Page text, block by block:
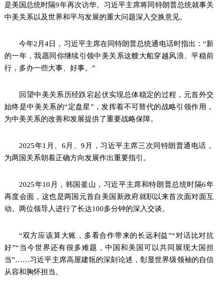
是美国总统时隔9年再次访华。习近平主席将同特朗普总统就事关
中美关系以及世界和平与发展的重大问题深入交换意见。
今年2月4日，习近平主席在同特朗普总统通电话时指出：“新
的一年，我愿同你继续引领中美关系这艘大船穿越风浪、平稳前
行，多办一些大事、好事。”
回望中美关系历经跌宕起伏实现总体稳定的过程，元首外交
始终是中美关系的“定盘星”，发挥着不可替代的战略引领作用，
为中美关系的改善和发展提供了重要战略保障。
2025年1月、6月、9月，习近平主席三次同特朗普通电话，
为两国关系朝着正确方向发展作出重要指引。
2025年10月，韩国釜山，习近平主席和特朗普总统时隔6年
再度会面，这也是两国元首自美国新政府就职以来首次面对面互
动。两位领导人进行了长达100多分钟的深入交谈。
“双方应该算大账，多看合作带来的长远利益”“对话比对抗
好”“当今世界还有很多难题，中国和美国可以共同展现大国担
当”……习近平主席高屋建瓴的深刻论述，彰显世界级领袖的自信
从容和胸怀担当。